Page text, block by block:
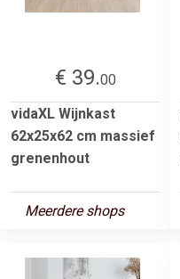
€ 39.00
vidaXL Wijnkast
62x25x62 cm massief
grenenhout
Meerdere shops